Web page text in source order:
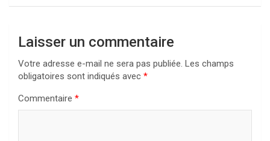
Laisser un commentaire
Votre adresse e-mail ne sera pas publiée. Les champs
obligatoires sont indiqués avec *
Commentaire *